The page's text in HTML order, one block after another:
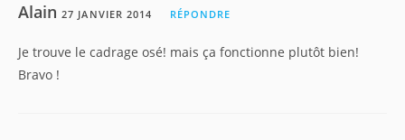
Alain 27 JANVIER 2014 RÉPONDRE
Je trouve le cadrage osé! mais ça fonctionne plutôt bien!
Bravo !